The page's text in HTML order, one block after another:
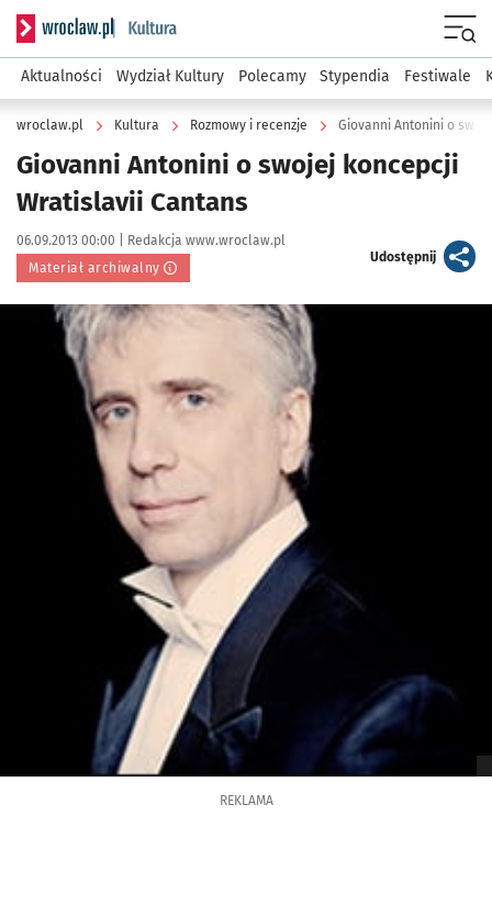
Serwis informacyjny wroclaw.pl podserwis: Kultura
Aktualności Wydział Kultury Polecamy Stypendia Festiwale
wroclaw.pl Kultura Rozmowy i recenzje Giovanni Antonini o
Giovanni Antonini o swojej koncepcji
Wratislavii Cantans
Data publikacji:
06.09.2013 00:00 | Autor:
Redakcja www.wroclaw.pl
Materiał archiwalny
Udostępnijartykuł
Kliknij, aby powiększyć
REKLAMA